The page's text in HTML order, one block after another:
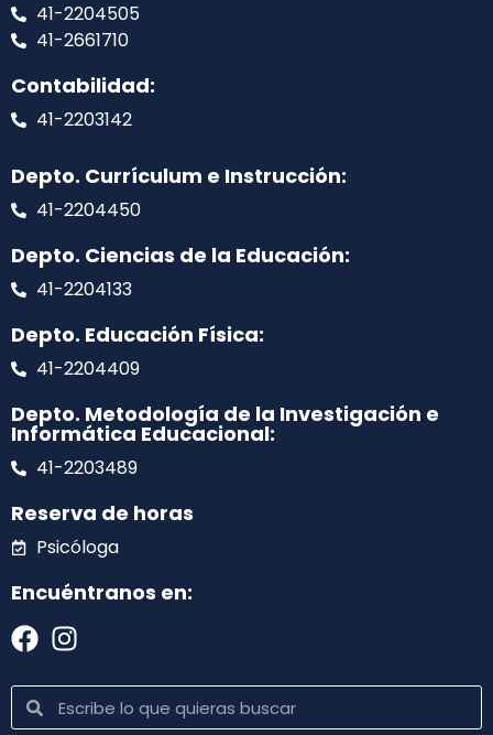
41-2204505
41-2661710
Contabilidad:
41-2203142
Depto. Currículum e Instrucción:
41-2204450
Depto. Ciencias de la Educación:
41-2204133
Depto. Educación Física:
41-2204409
Depto. Metodología de la Investigación e
Informática Educacional:
41-2203489
Reserva de horas
Psicóloga
Encuéntranos en: